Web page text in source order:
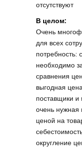
отсутствуют
В целом:
Очень
для всех
потребность:
необходимо
сравнения
выгодная
поставщики
очень нужная
ценой на
округление